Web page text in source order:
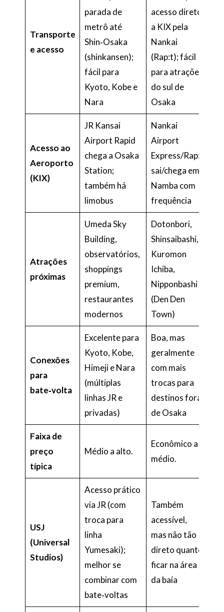
Transporte
e acesso
parada de
metrô até
Shin‑Osaka
(shinkansen);
fácil para
Kyoto, Kobe e
Nara
acesso direto
a KIX pela
Nankai
(Rap:t); fácil
para atrações
do sul de
Osaka
Acesso ao
Aeroporto
(KIX)
JR Kansai
Airport Rapid
chega a Osaka
Station;
também há
limobus
Nankai
Airport
Express/Rap:t
sai/chega em
Namba com
frequência
Atrações
próximas
Umeda Sky
Building,
observatórios,
shoppings
premium,
restaurantes
modernos
Dotonbori,
Shinsaibashi,
Kuromon
Ichiba,
Nipponbashi
(Den Den
Town)
Conexões
para
bate‑volta
Excelente para
Kyoto, Kobe,
Himeji e Nara
(múltiplas
linhas JR e
privadas)
Boa, mas
geralmente
com mais
trocas para
destinos fora
de Osaka
Faixa de
preço
típica
Médio a alto.
Econômico a
médio.
USJ
(Universal
Studios)
Acesso prático
via JR (com
troca para
linha
Yumesaki);
melhor se
combinar com
bate‑voltas
Também
acessível,
mas não tão
direto quanto
ficar na área
da baía